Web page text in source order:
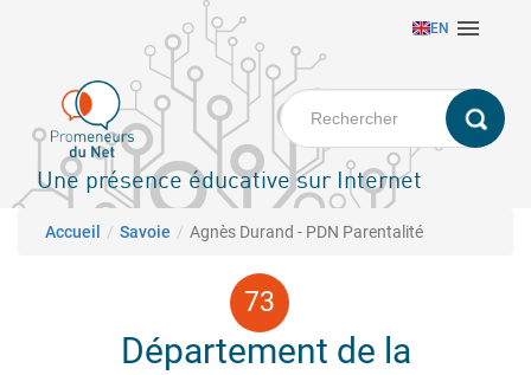
principal
EN 
Une présence éducative sur Internet
Fil d'Ariane
Accueil Savoie Agnès Durand - PDN Parentalité
Département de la